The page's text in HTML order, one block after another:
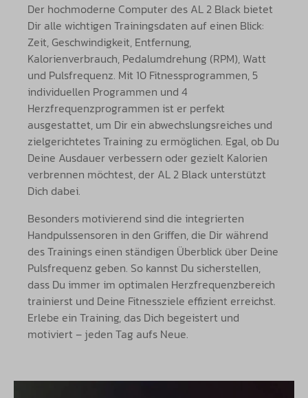
Der hochmoderne Computer des AL 2 Black bietet
Dir alle wichtigen Trainingsdaten auf einen Blick:
Zeit, Geschwindigkeit, Entfernung,
Kalorienverbrauch, Pedalumdrehung (RPM), Watt
und Pulsfrequenz. Mit 10 Fitnessprogrammen, 5
individuellen Programmen und 4
Herzfrequenzprogrammen ist er perfekt
ausgestattet, um Dir ein abwechslungsreiches und
zielgerichtetes Training zu ermöglichen. Egal, ob Du
Deine Ausdauer verbessern oder gezielt Kalorien
verbrennen möchtest, der AL 2 Black unterstützt
Dich dabei.
Besonders motivierend sind die integrierten
Handpulssensoren in den Griffen, die Dir während
des Trainings einen ständigen Überblick über Deine
Pulsfrequenz geben. So kannst Du sicherstellen,
dass Du immer im optimalen Herzfrequenzbereich
trainierst und Deine Fitnessziele effizient erreichst.
Erlebe ein Training, das Dich begeistert und
motiviert – jeden Tag aufs Neue.